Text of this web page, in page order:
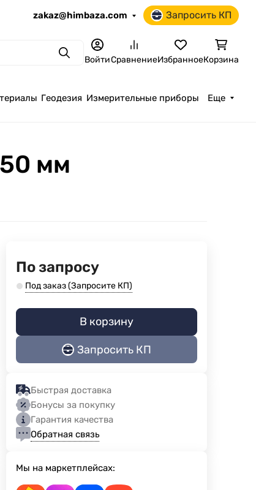
zakaz@himbaza.com Запросить КП
ПоискВойтиСравнениеИзбранноеКорзина
Геодезия Измерительные приборы Еще
мм
По запросу
Под заказ (Запросите КП)
В корзину
Запросить КП
Быстрая доставка
Бонусы за покупку
Гарантия качества
Обратная связь
Мы на маркетплейсах: